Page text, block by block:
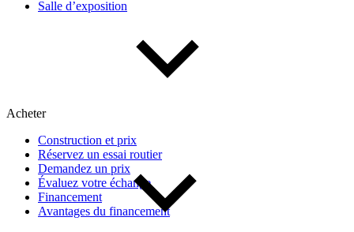
Compactes & berlines
Année
De 2000 à 2027
Salle d’exposition
Acheter
Construction et prix
Réservez un essai routier
Demandez un prix
Évaluez votre échange
Financement
Avantages du financement